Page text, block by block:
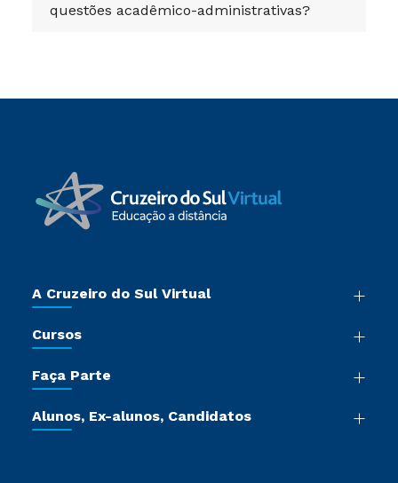
questões acadêmico-administrativas?
A Cruzeiro do Sul Virtual
Sala de Imprensa
Certificadoras
Jornada do Aluno
Cursos
Pós-graduação
Cursos Livres
Faça Parte
Vestibular Redação
Alunos, Ex-alunos, Candidatos